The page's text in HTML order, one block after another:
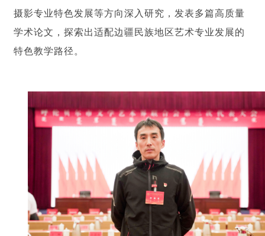
摄影专业特色发展等方向深入研究，发表多篇高质量
学术论文，探索出适配边疆民族地区艺术专业发展的
特色教学路径。